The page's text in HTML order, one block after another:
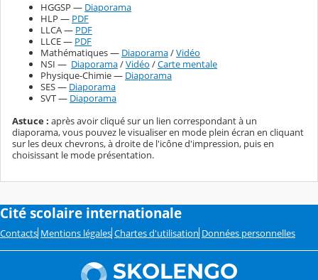
HGGSP — Diaporama
HLP — PDF
LLCA— PDF
LLCE— PDF
Mathématiques— Diaporama/Vidéo
NSI — Diaporama/Vidéo /Carte mentale
Physique-Chimie — Diaporama
SES— Diaporama
SVT— Diaporama
Astuce : après avoir cliqué sur un lien correspondant à un
diaporama, vous pouvez le visualiser en mode plein écran en cliquant
sur les deux chevrons, à droite de l'icône d'impression, puis en
choisissant le mode présentation.
Cité scolaire internationale
Contacts Mentions légales Chartes d'utilisation Données personnelles